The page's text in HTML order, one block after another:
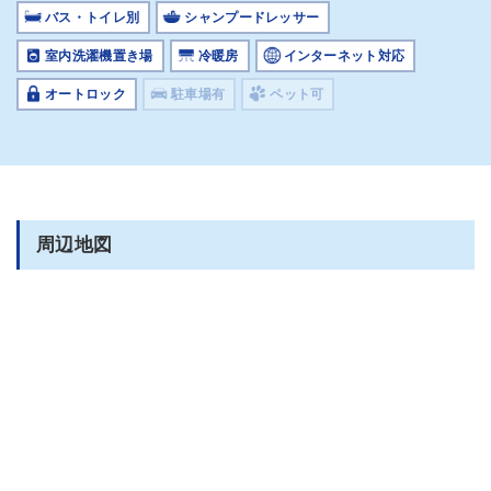
バス・トイレ別 シャンプードレッサー
室内洗濯機置き場 冷暖房 インターネット対応
オートロック 駐車場有 ペット可
周辺地図